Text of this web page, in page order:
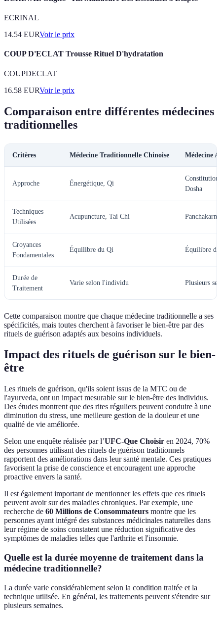
ECRINAL
14.54 EURVoir le prix
COUP D'ECLAT Trousse Rituel D'hydratation
COUPDECLAT
16.58 EURVoir le prix
Comparaison entre différentes médecines
traditionnelles
Critères Médecine Traditionnelle Chinoise Médecine
Approche Énergétique, Qi
Dosha
Techniques
Utilisées
Acupuncture, Tai Chi
Croyances
Fondamentales
Équilibre du Qi Équilibre
Durée de
Traitement
Varie selon l'individu Plusieurs
Cette comparaison montre que chaque médecine traditionnelle a ses
spécificités, mais toutes cherchent à favoriser le bien-être par des
rituels de guérison adaptés aux besoins individuels.
Impact des rituels de guérison sur le bien-
être
Les rituels de guérison, qu'ils soient issus de la MTC ou de
l'ayurveda, ont un impact mesurable sur le bien-être des individus.
Des études montrent que des rites réguliers peuvent conduire à une
diminution du stress, une meilleure gestion de la douleur et une
qualité de vie améliorée.
Selon une enquête réalisée par l’UFC-Que Choisir en 2024, 70%
des personnes utilisant des rituels de guérison traditionnels
rapportent des améliorations dans leur santé mentale. Ces pratiques
favorisent la prise de conscience et encouragent une approche
proactive envers la santé.
Il est également important de mentionner les effets que ces rituels
peuvent avoir sur des maladies chroniques. Par exemple, une
recherche de 60 Millions de Consommateurs montre que les
personnes ayant intégré des substances médicinales naturelles dans
leur régime de soins constatent une réduction significative des
symptômes de maladies telles que l'arthrite et l'insomnie.
Quelle est la durée moyenne de traitement dans la
médecine traditionnelle?
La durée varie considérablement selon la condition traitée et la
technique utilisée. En général, les traitements peuvent s'étendre sur
plusieurs semaines.